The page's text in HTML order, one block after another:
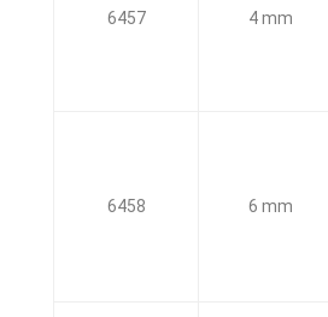
6457 4 mm
6458 6 mm